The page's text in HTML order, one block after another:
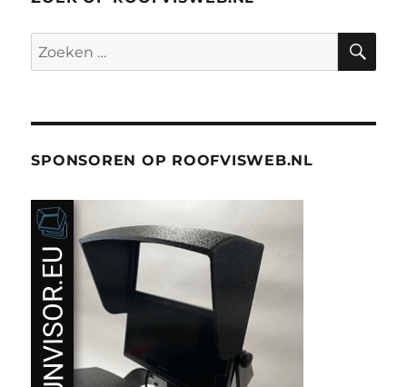
Zoeken
naar:
SPONSOREN OP ROOFVISWEB.NL